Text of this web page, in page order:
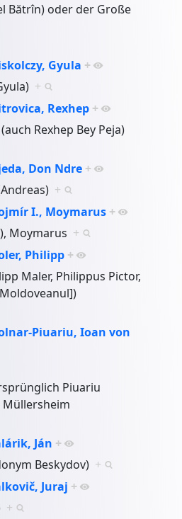
Bătrîn) oder der Große
Gyula +
+
Rexhep +
Rexhep Bey Peja)
Don Ndre +
+
I., Moymarus +
Moymarus +
Philipp +
Maler, Philippus Pictor,
Piuariu, Ioan von
Piuariu
Ján +
Beskydov) +
Juraj +
+